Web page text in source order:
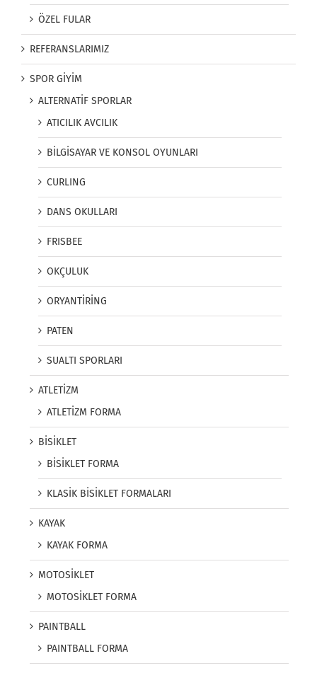
ÖZEL FULAR
REFERANSLARIMIZ
SPOR GİYİM
ALTERNATİF SPORLAR
ATICILIK AVCILIK
BİLGİSAYAR VE KONSOL OYUNLARI
CURLING
DANS OKULLARI
FRISBEE
OKÇULUK
ORYANTİRİNG
PATEN
SUALTI SPORLARI
ATLETİZM
ATLETİZM FORMA
BİSİKLET
BİSİKLET FORMA
KLASİK BİSİKLET FORMALARI
KAYAK
KAYAK FORMA
MOTOSİKLET
MOTOSİKLET FORMA
PAINTBALL
PAINTBALL FORMA